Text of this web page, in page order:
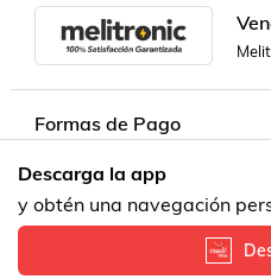
Formas de Pago
Descarga la app
y obtén una navegación